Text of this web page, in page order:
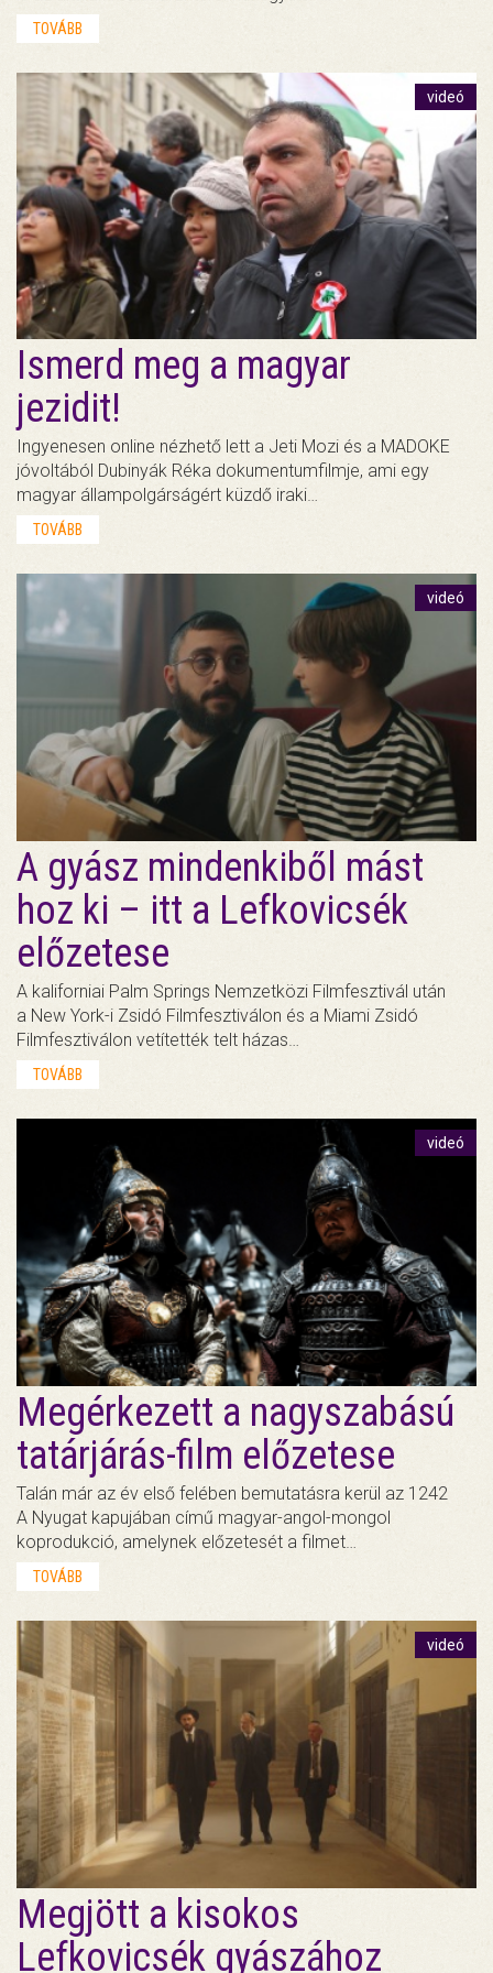
TOVÁBB
videó
Ismerd meg a magyar
jezidit!
Ingyenesen online nézhető lett a Jeti Mozi és a MADOKE
jóvoltából Dubinyák Réka dokumentumfilmje, ami egy
magyar állampolgárságért küzdő iraki…
TOVÁBB
videó
A gyász mindenkiből mást
hoz ki – itt a Lefkovicsék
előzetese
A kaliforniai Palm Springs Nemzetközi Filmfesztivál után
a New York-i Zsidó Filmfesztiválon és a Miami Zsidó
Filmfesztiválon vetítették telt házas…
TOVÁBB
videó
Megérkezett a nagyszabású
tatárjárás-film előzetese
Talán már az év első felében bemutatásra kerül az 1242
A Nyugat kapujában című magyar-angol-mongol
koprodukció, amelynek előzetesét a filmet…
TOVÁBB
videó
Megjött a kisokos
Lefkovicsék gyászához